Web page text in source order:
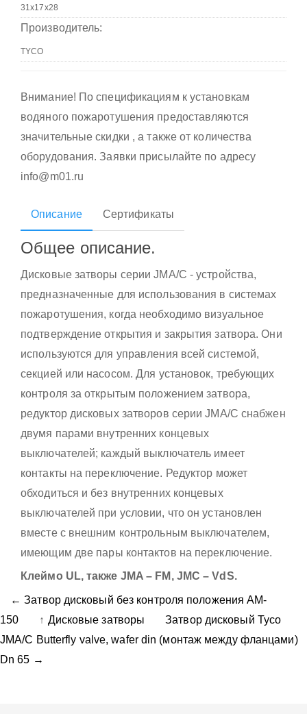
Производитель:
Внимание! По спецификациям к установкам
водяного пожаротушения предоставляются
значительные скидки , а также от количества
оборудования. Заявки присылайте по адресу
info@m01.ru
Описание Сертификаты
Общее описание.
Дисковые затворы серии JMA/C - устройства,
предназначенные для использования в системах
пожаротушения, когда необходимо визуальное
подтверждение открытия и закрытия затвора. Они
используются для управления всей системой,
секцией или насосом. Для установок, требующих
контроля за открытым положением затвора,
редуктор дисковых затворов серии JMA/C снабжен
двумя парами внутренних концевых
выключателей; каждый выключатель имеет
контакты на переключение. Редуктор может
обходиться и без внутренних концевых
выключателей при условии, что он установлен
вместе с внешним контрольным выключателем,
имеющим две пары контактов на переключение.
Клеймо UL, также JMA – FM, JMC – VdS.
← Затвор дисковый без контроля положения AM-
150
↑ Дисковые затворы
Затвор дисковый Tyco
JMA/C Butterfly valve, wafer din (монтаж между фланцами)
Dn 65 →